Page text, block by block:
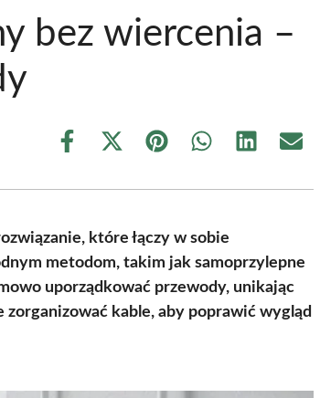
bez wiercenia –
Share
Share
(Twitter)
Share Share Share Share
które łączy w sobie
metodom, takim jak samoprzylepne
uporządkować przewody, unikając
kable, aby poprawić wygląd